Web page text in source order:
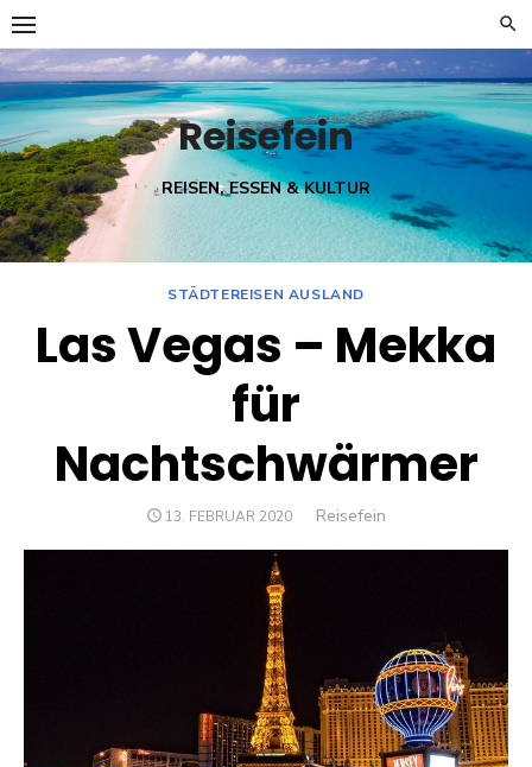
Skip
to
content
Reisefein
REISEN, ESSEN & KULTUR
STÄDTEREISEN AUSLAND
Las Vegas – Mekka
für
Nachtschwärmer
POSTED
13. FEBRUAR 2020 Author
Reisefein